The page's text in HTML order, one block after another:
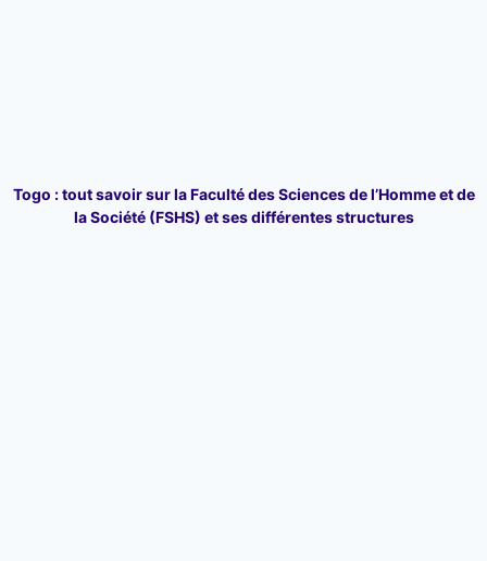
Togo : tout savoir sur la Faculté des Sciences de l’Homme et de
la Société (FSHS) et ses différentes structures